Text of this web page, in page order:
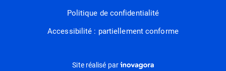
Politique de confidentialité
Accessibilité : partiellement conforme
Site réalisé parInovagora (ouverture dans un